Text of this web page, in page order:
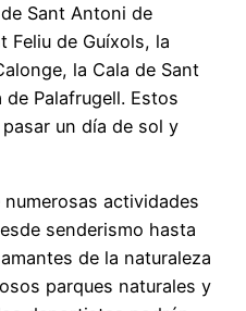
Sant Antoni de
Feliu de Guíxols, la
la Cala de Sant
de Palafrugell. Estos
un día de sol y
actividades
senderismo hasta
de la naturaleza
parques naturales y